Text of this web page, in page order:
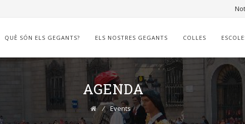
QUÈ SÓN ELS GEGANTS? ELS NOSTRES GEGANTS COLLES
AGENDA
⁄ Events